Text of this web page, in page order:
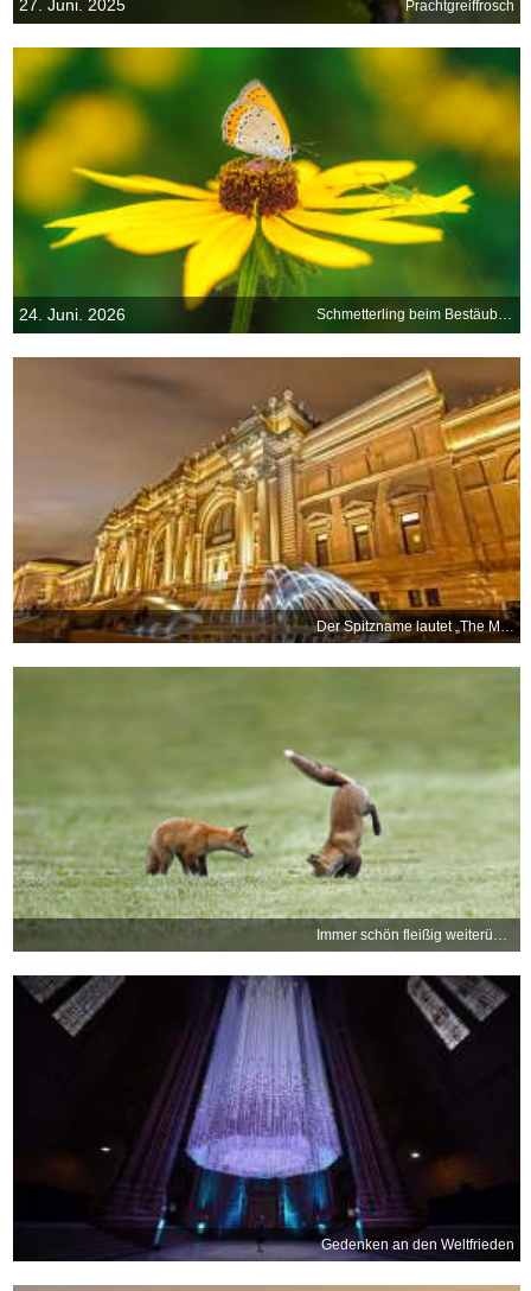
27. Juni. 2025 Prachtgreiffrosch
24. Juni. 2026 Schmetterling beim Bestäuben einer gelben Blüte
Der Spitzname lautet „The Met“
Immer schön fleißig weiterüben, kleiner Kerl!
Gedenken an den Weltfrieden